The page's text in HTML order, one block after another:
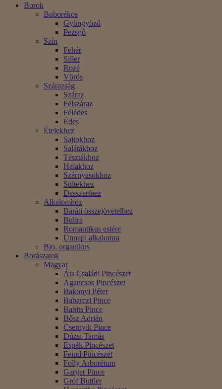
Borok
Buborékos
Gyöngyöző
Pezsgő
Szín
Fehér
Siller
Rozé
Vörös
Szárazság
Száraz
Félszáraz
Félédes
Édes
Ételekhez
Sajtokhoz
Salátákhoz
Tésztákhoz
Halakhoz
Szárnyasokhoz
Sültekhez
Desszerthez
Alkalomhoz
Baráti összejövetelhez
Bulira
Romantikus estére
Ünnepi alkalomra
Bio, organikus
Borászatok
Magyar
Áts Családi Pincészet
Agancsos Pincészet
Bakonyi Péter
Babarczi Pince
Babits Pince
Bősz Adrián
Csernyik Pince
Dúzsi Tamás
Espák Pincészet
Feind Pincészet
Folly Arborétum
Garger Pince
Gróf Buttler